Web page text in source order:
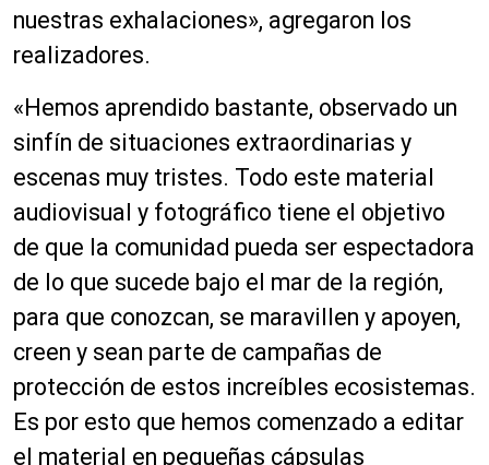
nuestras exhalaciones», agregaron los
realizadores.
«Hemos aprendido bastante, observado un
sinfín de situaciones extraordinarias y
escenas muy tristes. Todo este material
audiovisual y fotográfico tiene el objetivo
de que la comunidad pueda ser espectadora
de lo que sucede bajo el mar de la región,
para que conozcan, se maravillen y apoyen,
creen y sean parte de campañas de
protección de estos increíbles ecosistemas.
Es por esto que hemos comenzado a editar
el material en pequeñas cápsulas